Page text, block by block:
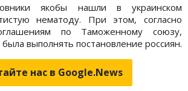
якобы нашли в украинском
нематоду. При этом, согласно
по Таможенному союзу,
выполнять постановление россиян.
нас в Google.News